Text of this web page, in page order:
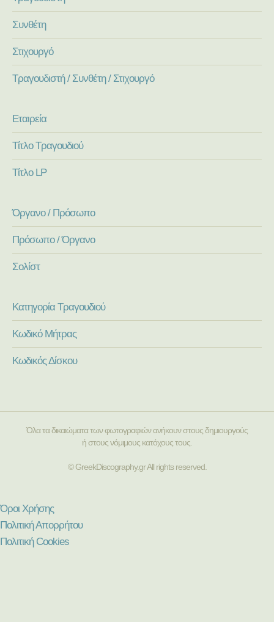
Συνθέτη
Στιχουργό
Τραγουδιστή / Συνθέτη / Στιχουργό
Εταιρεία
Τίτλο Τραγουδιού
Τίτλο LP
Όργανο / Πρόσωπο
Πρόσωπο / Όργανο
Σολίστ
Κατηγορία Τραγουδιού
Κωδικό Μήτρας
Κωδικός Δίσκου
Όλα τα δικαιώματα των φωτογραφιών ανήκουν στους δημιουργούς
ή στους νόμιμους κατόχους τους.
© GreekDiscography.gr All rights reserved.
Όροι Χρήσης
Πολιτική Απορρήτου
Πολιτική Cookies